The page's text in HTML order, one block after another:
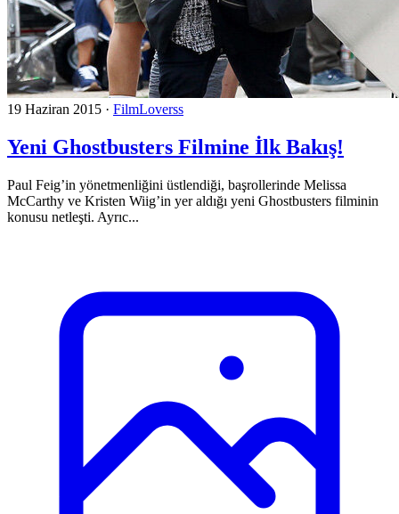
19 Haziran 2015 · FilmLoverss
Yeni Ghostbusters Filmine İlk Bakış!
Paul Feig’in yönetmenliğini üstlendiği, başrollerinde Melissa
McCarthy ve Kristen Wiig’in yer aldığı yeni Ghostbusters filminin
konusu netleşti. Ayrıc...